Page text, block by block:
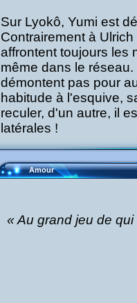
Sur Lyokô, Yumi est
Contrairement à
affrontent toujours les
même dans le
démontent pas pour
habitude à l'esquive,
reculer, d'un autre, il
latérales !
Amour
« Au grand jeu de